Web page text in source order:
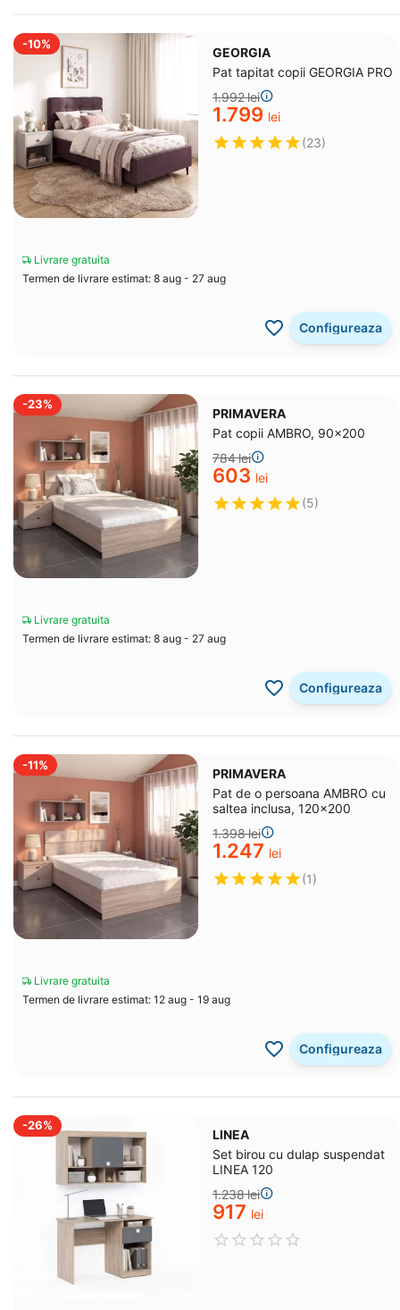
-10%
GEORGIA
Pat tapitat copii GEORGIA PRO
1.992lei
1.799 lei
(23)
Livrare gratuita
Termen de livrare estimat: 8 aug - 27 aug
Configureaza
-23%
PRIMAVERA
Pat copii AMBRO, 90x200
‍784‍lei
‍603‍ lei
(5)
Livrare gratuita
Termen de livrare estimat: 8 aug - 27 aug
Configureaza
-11%
PRIMAVERA
Pat de o persoana AMBRO cu
saltea inclusa, 120x200
1.398lei
1.247 lei
(1)
Livrare gratuita
Termen de livrare estimat: 12 aug - 19 aug
Configureaza
-26%
LINEA
Set birou cu dulap suspendat
LINEA 120
1.238lei
‍917‍ lei